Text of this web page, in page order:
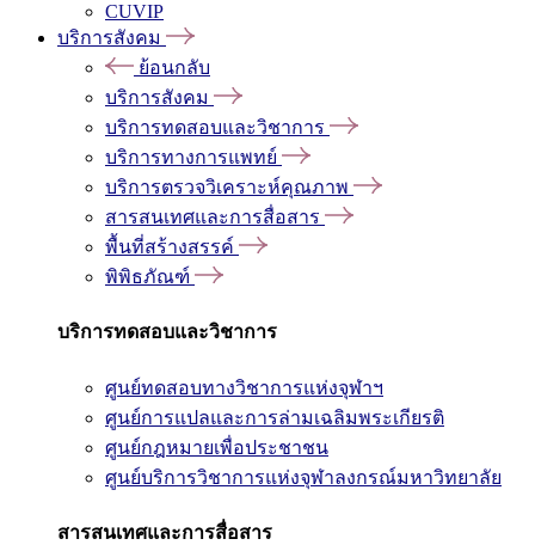
CUVIP
บริการสังคม
ย้อนกลับ
บริการสังคม
บริการทดสอบและวิชาการ
บริการทางการแพทย์
บริการตรวจวิเคราะห์คุณภาพ
สารสนเทศและการสื่อสาร
พื้นที่สร้างสรรค์
พิพิธภัณฑ์
บริการทดสอบและวิชาการ
ศูนย์ทดสอบทางวิชาการแห่งจุฬาฯ
ศูนย์การแปลและการล่ามเฉลิมพระเกียรติ
ศูนย์กฎหมายเพื่อประชาชน
ศูนย์บริการวิชาการแห่งจุฬาลงกรณ์มหาวิทยาลัย
สารสนเทศและการสื่อสาร